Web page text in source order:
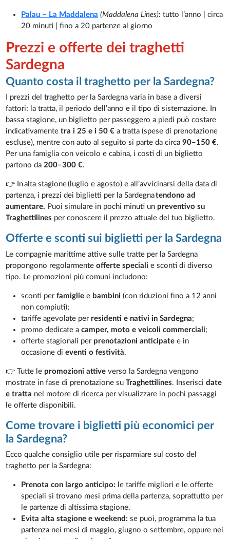
Palau – La Maddalena (Maddalena Lines): tutto l’anno | circa
20 minuti | fino a 20 partenze al giorno
Prezzi e offerte dei traghetti
Sardegna
Quanto costa il traghetto per la Sardegna?
I prezzi del traghetto per la Sardegna varia in base a diversi
fattori: la tratta, il periodo dell’anno e il tipo di sistemazione. In
bassa stagione, un biglietto per passeggero a piedi può costare
indicativamentetra i 25 e i 50 € a tratta (spese di prenotazione
escluse), mentre con auto al seguito si parte da circa90–150 €.
Per una famiglia con veicolo e cabina, i costi di un biglietto
partono da200–300 €.
👉 In alta stagione (luglio e agosto) e all’avvicinarsi della data di
partenza, i prezzi dei biglietti per la Sardegnatendono ad
aumentare. Puoi simulare in pochi minuti un preventivo su
Traghettilines per conoscere il prezzo attuale del tuo biglietto.
Offerte e sconti sui biglietti per la Sardegna
Le compagnie marittime attive sulle tratte per la Sardegna
propongono regolarmenteofferte speciali e sconti di diverso
tipo. Le promozioni più comuni includono:
sconti perfamiglie e bambini (con riduzioni fino a 12 anni
non compiuti);
tariffe agevolate per residenti e nativi in Sardegna;
promo dedicate acamper, moto e veicoli commerciali;
offerte stagionali per prenotazioni anticipate e in
occasione dieventi o festività.
👉 Tutte le promozioni attive verso la Sardegna vengono
mostrate in fase di prenotazione suTraghettilines. Inseriscidate
e tratta nel motore di ricerca per visualizzare in pochi passaggi
le offerte disponibili.
Come trovare i biglietti più economici per
la Sardegna?
Ecco qualche consiglio utile per risparmiare sul costo del
traghetto per la Sardegna:
Prenota con largo anticipo: le tariffe migliori e le offerte
speciali si trovano mesi prima della partenza, soprattutto per
le partenze di altissima stagione.
Evita alta stagione e weekend: se puoi, programma la tua
partenza nei mesi di maggio, giugno o settembre, oppure nei